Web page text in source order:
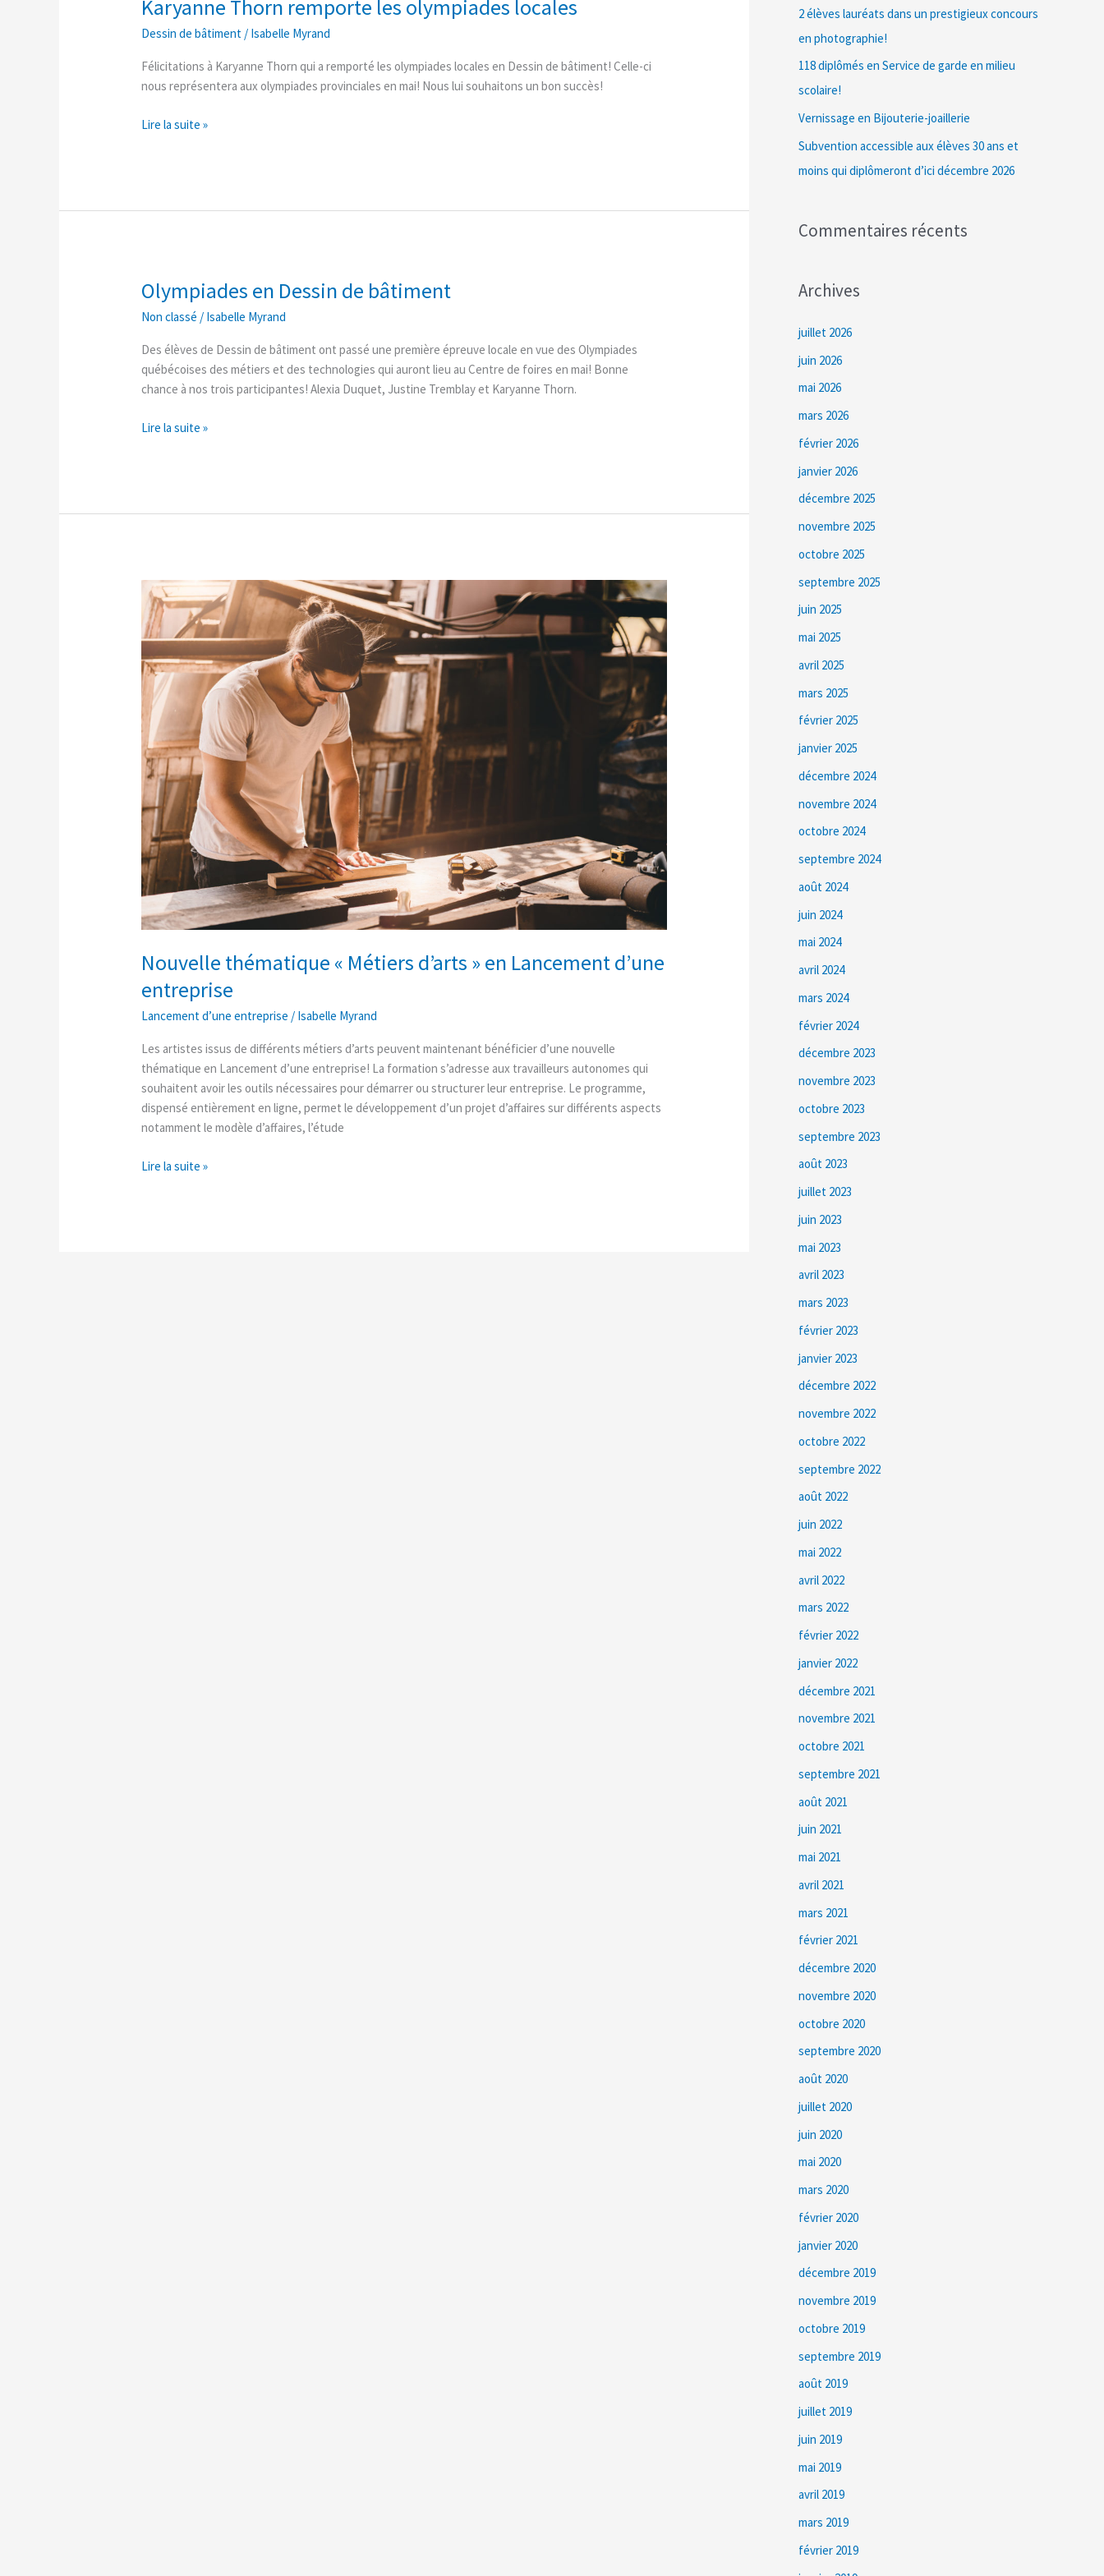
Karyanne Thorn remporte les olympiades locales
Dessin de bâtiment / Isabelle Myrand
Félicitations à Karyanne Thorn qui a remporté les olympiades locales en Dessin de bâtiment! Celle-ci
nous représentera aux olympiades provinciales en mai! Nous lui souhaitons un bon succès!
remporte
les
olympiades
Lire la suite »
Olympiades en Dessin de bâtiment
Non classé / Isabelle Myrand
Des élèves de Dessin de bâtiment ont passé une première épreuve locale en vue des Olympiades
québécoises des métiers et des technologies qui auront lieu au Centre de foires en mai! Bonne
chance à nos trois participantes! Alexia Duquet, Justine Tremblay et Karyanne Thorn.
Olympiades
Dessin
de
bâtiment
Lire la suite »
Nouvelle thématique « Métiers d’arts » en Lancement d’une
entreprise
Lancement d’une entreprise / Isabelle Myrand
Les artistes issus de différents métiers d’arts peuvent maintenant bénéficier d’une nouvelle
thématique en Lancement d’une entreprise! La formation s’adresse aux travailleurs autonomes qui
souhaitent avoir les outils nécessaires pour démarrer ou structurer leur entreprise. Le programme,
dispensé entièrement en ligne, permet le développement d’un projet d’affaires sur différents aspects
notamment le modèle d’affaires, l’étude
Nouvelle
thématique
« Métiers
d’arts »
en
Lancement
d’une
entreprise
Lire la suite »
2 élèves lauréats dans un prestigieux concours
en photographie!
118 diplômés en Service de garde en milieu
scolaire!
Vernissage en Bijouterie-joaillerie
Subvention accessible aux élèves 30 ans et
moins qui diplômeront d’ici décembre 2026
Commentaires récents
Archives
juillet 2026
juin 2026
mai 2026
mars 2026
février 2026
janvier 2026
décembre 2025
novembre 2025
octobre 2025
septembre 2025
juin 2025
mai 2025
avril 2025
mars 2025
février 2025
janvier 2025
décembre 2024
novembre 2024
octobre 2024
septembre 2024
août 2024
juin 2024
mai 2024
avril 2024
mars 2024
février 2024
décembre 2023
novembre 2023
octobre 2023
septembre 2023
août 2023
juillet 2023
juin 2023
mai 2023
avril 2023
mars 2023
février 2023
janvier 2023
décembre 2022
novembre 2022
octobre 2022
septembre 2022
août 2022
juin 2022
mai 2022
avril 2022
mars 2022
février 2022
janvier 2022
décembre 2021
novembre 2021
octobre 2021
septembre 2021
août 2021
juin 2021
mai 2021
avril 2021
mars 2021
février 2021
décembre 2020
novembre 2020
octobre 2020
septembre 2020
août 2020
juillet 2020
juin 2020
mai 2020
mars 2020
février 2020
janvier 2020
décembre 2019
novembre 2019
octobre 2019
septembre 2019
août 2019
juillet 2019
juin 2019
mai 2019
avril 2019
mars 2019
février 2019